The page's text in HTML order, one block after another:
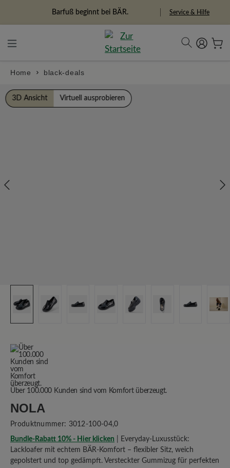
Freiheitspioniere Service & Hilfe
Home black-deals
Bildergalerie überspringen
3D Ansicht Virtuell ausprobieren
Über 100.000 Kunden sind vom Komfort überzeugt.
NOLA
Produktnummer: 3012-100-04,0
Bundle-Rabatt 10% - Hier klicken | Everyday-Luxusstück:
Lackloafer mit echtem BÄR-Komfort – flexibler Sitz, weich
gepolstert und top gedämpft. Versteckter Gummizug für perfekten